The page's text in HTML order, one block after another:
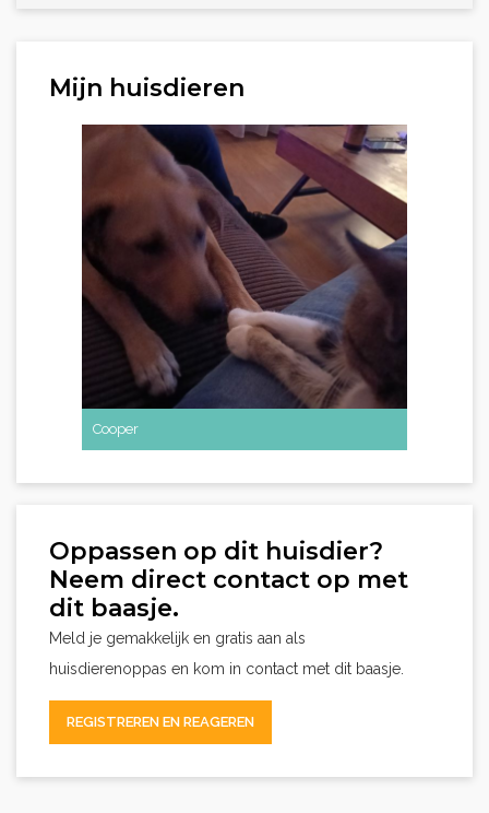
Mijn huisdieren
Cooper
Oppassen op dit huisdier?
Neem direct contact op met
dit baasje.
Meld je gemakkelijk en gratis aan als
huisdierenoppas en kom in contact met dit baasje.
REGISTREREN EN REAGEREN